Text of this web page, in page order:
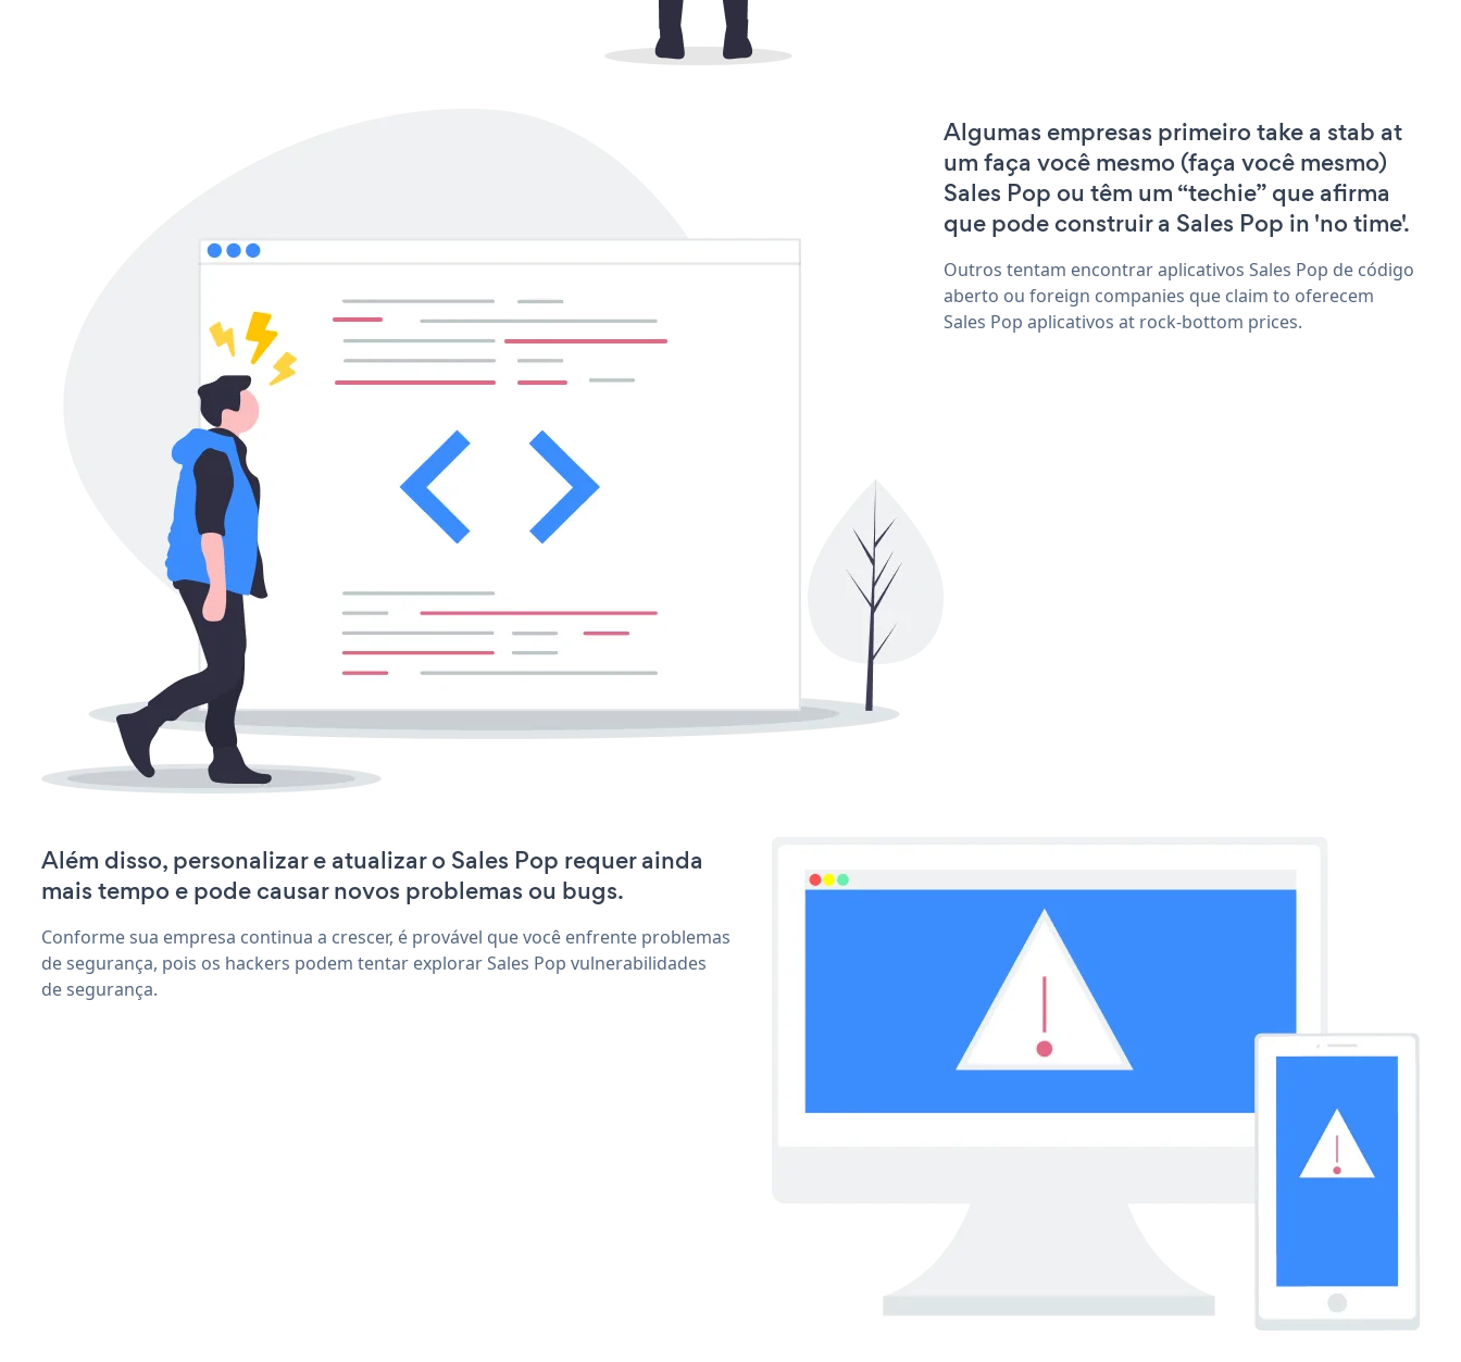
Algumas empresas primeiro take a stab at
um faça você mesmo (faça você mesmo)
Sales Pop ou têm um “techie” que afirma
que pode construir a Sales Pop in 'no time'.
Outros tentam encontrar aplicativos Sales Pop de código
aberto ou foreign companies que claim to oferecem
Sales Pop aplicativos at rock-bottom prices.
Além disso, personalizar e atualizar o Sales Pop requer ainda
mais tempo e pode causar novos problemas ou bugs.
Conforme sua empresa continua a crescer, é provável que você enfrente problemas
de segurança, pois os hackers podem tentar explorar Sales Pop vulnerabilidades
de segurança.